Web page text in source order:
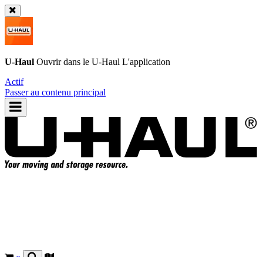
U-Haul Ouvrir dans le U-Haul L'application
Actif
Passer au contenu principal